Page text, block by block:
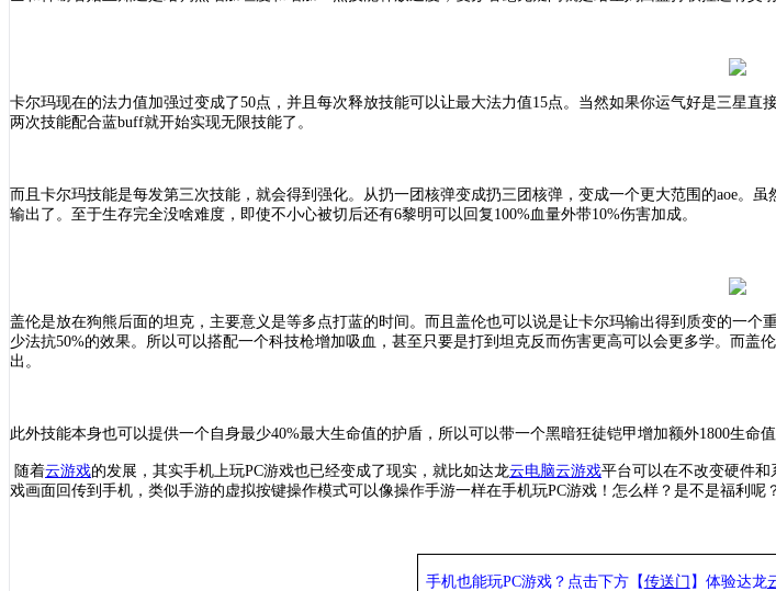
卡尔玛现在的法力值加强过变成了50点，并且每次释放技能可以让最大法力值15点。当然如果你运气好是三星
两次技能配合蓝buff就开始实现无限技能了。
而且卡尔玛技能是每发第三次技能，就会得到强化。从扔一团核弹变成扔三团核弹，变成一个更大范围的aoe。虽
输出了。至于生存完全没啥难度，即使不小心被切后还有6黎明可以回复100%血量外带10%伤害加成。
盖伦是放在狗熊后面的坦克，主要意义是等多点打蓝的时间。而且盖伦也可以说是让卡尔玛输出得到质变的一个
少法抗50%的效果。所以可以搭配一个科技枪增加吸血，甚至只要是打到坦克反而伤害更高可以会更多学。而
出。
此外技能本身也可以提供一个自身最少40%最大生命值的护盾，所以可以带一个黑暗狂徒铠甲增加额外1800生命
随着云游戏的发展，其实手机上玩PC游戏也已经变成了现实，就比如达龙云电脑云游戏平台可以在不改变硬件
戏画面回传到手机，类似手游的虚拟按键操作模式可以像操作手游一样在手机玩PC游戏！怎么样？是不是福利呢
手机也能玩PC游戏？点击下方【传送门 】 体验达龙